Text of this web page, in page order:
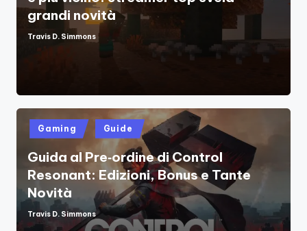
grandi novità
Posted
Travis D. Simmons
Posted
in
Gaming Guide
Guida al Pre‑ordine di Control
Resonant: Edizioni, Bonus e Tante
Novità
Posted
by
Travis D. Simmons